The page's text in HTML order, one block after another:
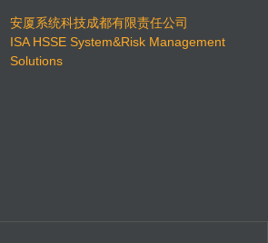
安厦系统科技成都有限责任公司
ISA HSSE System&Risk Management
Solutions